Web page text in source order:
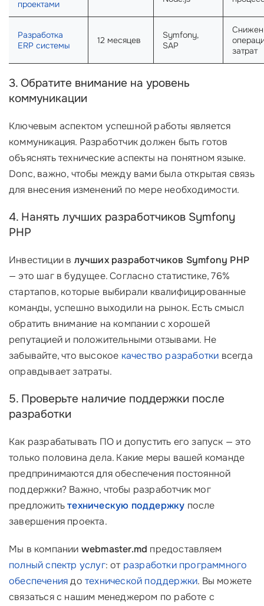
проектами
Разработка
ERP системы
12 месяцев
Symfony,
SAP
затрат
3. Обратите внимание на уровень
коммуникации
Ключевым аспектом успешной работы является
коммуникация. Разработчик должен быть готов
объяснять технические аспекты на понятном языке.
Donc, важно, чтобы между вами была открытая связь
для внесения изменений по мере необходимости.
4. Нанять лучших разработчиков Symfony
PHP
Инвестиции в лучших разработчиков Symfony PHP
— это шаг в будущее. Согласно статистике, 76%
стартапов, которые выбирали квалифицированные
команды, успешно выходили на рынок. Есть смысл
обратить внимание на компании с хорошей
репутацией и положительными отзывами. Не
забывайте, что высокое качество разработки всегда
оправдывает затраты.
5. Проверьте наличие поддержки после
разработки
Как разрабатывать ПО и допустить его запуск — это
только половина дела. Какие меры вашей команде
предпринимаются для обеспечения постоянной
поддержки? Важно, чтобы разработчик мог
предложитьтехническую поддержку после
завершения проекта.
Мы в компании webmaster.md предоставляем
полный спектр услуг: от разработки программного
обеспечениядотехнической поддержки. Вы можете
связаться с нашим менеджером по работе с